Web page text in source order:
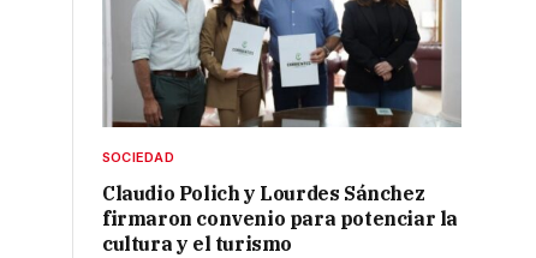
SOCIEDAD
Claudio Polich y Lourdes Sánchez
firmaron convenio para potenciar la
cultura y el turismo